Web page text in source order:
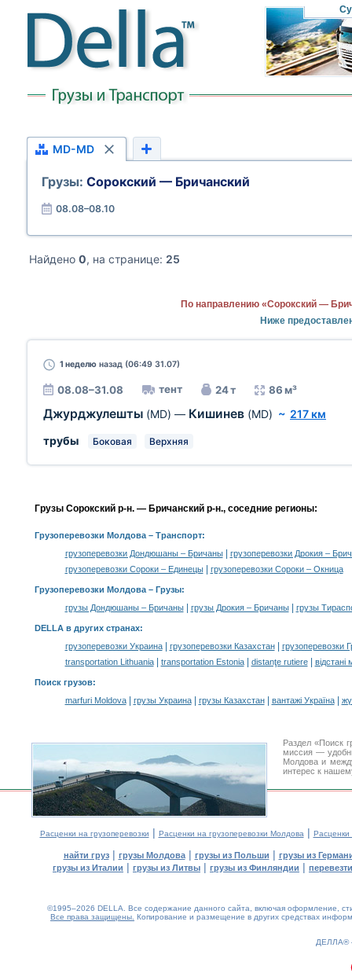
MD-MD
Грузы: Сорокский — Бричанский
08.08–08.10
Найдено 0, на странице: 25
По направлению «Сорокский —
Ниже
1 неделю назад (06:49 31.07)
08.08–31.08 тент 24 т 86 м³
Джурджулешты (MD) — Кишинев (MD) ~ 217 км
трубы
Боковая Верхняя
Грузы Сорокский р-н. — Бричанский р-н., соседние регионы:
Грузоперевозки Молдова– Транспорт:
грузоперевозки Дондюшаны – Бричаны|
грузоперевозки Дрокия –
грузоперевозки Сороки – Единецы| грузоперевозки Сороки – Окница
Грузоперевозки Молдова – Грузы:
грузы Дондюшаны – Бричаны| грузы Дрокия – Бричаны| грузы
DELLA в других странах:
грузоперевозки Украина| грузоперевозки Казахстан|
грузоперевозки
transportation Lithuania| transportation Estonia| distanţe rutiere| відстані
Поиск грузов:
marfuri Moldova| грузы Украина| грузы Казахстан| вантажі Україна|
Раздел «Поиск
миссия —
Молдова и
интерес к
Расценки на грузоперевозки | Расценки на грузоперевозки Молдова | Расценки
найти груз| грузы Молдова| грузы из Польши | грузы из
грузы из Италии | грузы из Литвы | грузы из Финляндии |
©1995–2026 DELLA. Все содержание данного сайта, включая оформление,
Все права защищены. Копирование и размещение в других средствах